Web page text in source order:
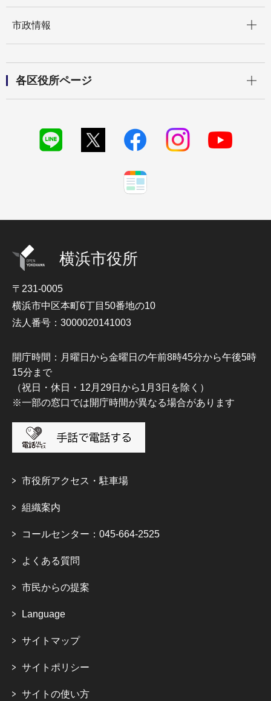
市政情報
各区役所ページ
横浜市役所
〒231-0005
横浜市中区本町6丁目50番地の10
法人番号：3000020141003
開庁時間：月曜日から金曜日の午前8時45分から午後5時
15分まで
（祝日・休日・12月29日から1月3日を除く）
※一部の窓口では開庁時間が異なる場合があります
市役所アクセス・駐車場
組織案内
コールセンター：045-664-2525
よくある質問
市民からの提案
Language
サイトマップ
サイトポリシー
サイトの使い方